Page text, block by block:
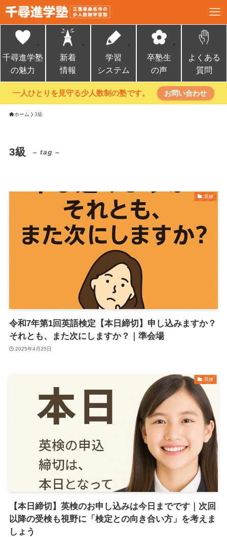
千尋進学塾
の魅力
新着
情報
学習
システム
卒塾生
の声
よくある
質問
一人ひとりを見守る少人数制の塾です。 お問い合わせ
ホーム 3級
3級 – tag –
英検
令和7年第1回英語検定【本日締切】申し込みますか？
それとも、また次にしますか？｜準会場
2025年4月25日
英検
【本日締切】英検のお申し込みは今日までです｜次回
以降の受検も視野に「検定との向き合い方」を考えま
しょう